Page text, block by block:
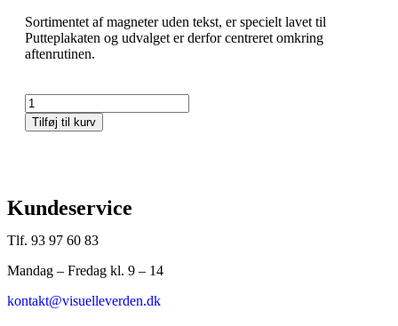
Sortimentet af magneter uden tekst, er specielt lavet til
Putteplakaten og udvalget er derfor centreret omkring
aftenrutinen.
Tilføj til kurv
Kundeservice
Tlf. 93 97 60 83
Mandag – Fredag kl. 9 – 14
kontakt@visuelleverden.dk